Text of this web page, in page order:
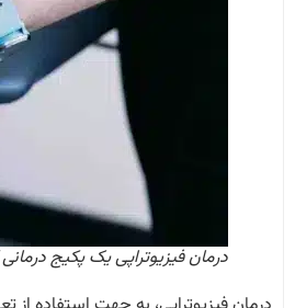
درمان فیزیوتراپی یک پکیج